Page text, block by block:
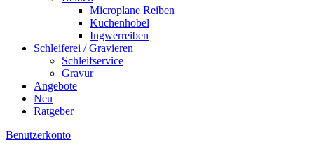
Microplane Reiben
Küchenhobel
Ingwerreiben
Schleiferei / Gravieren
Schleifservice
Gravur
Angebote
Neu
Ratgeber
Benutzerkonto